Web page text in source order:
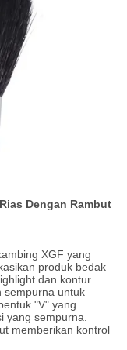
Dengan Rambut
XGF yang
produk bedak
dan kontur.
sempurna untuk
"V" yang
yang sempurna.
memberikan kontrol